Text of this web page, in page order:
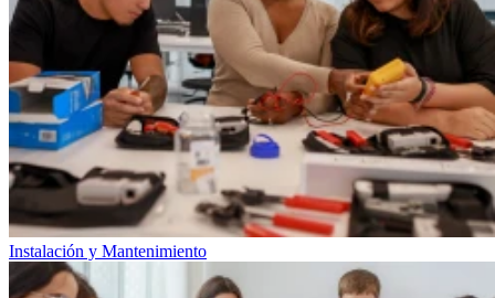
Instalación y Mantenimiento